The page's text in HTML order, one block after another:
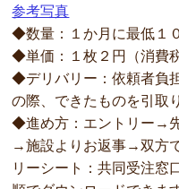
参考写真
◆数量：１か月に最低１
◆単価：１枚２円（消費
◆デリバリー：依頼者負
の際、できたものを引取り
◆進め方：エントリー→
→施設よりお返事→双方
リーシート：共同受注